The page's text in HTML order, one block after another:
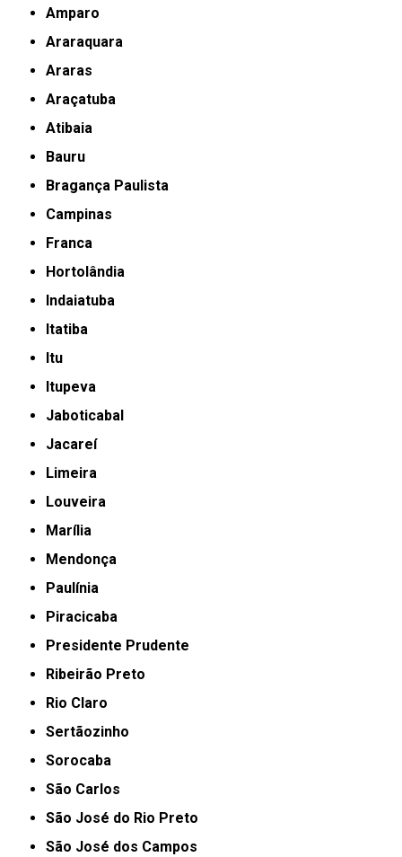
Amparo
Araraquara
Araras
Araçatuba
Atibaia
Bauru
Bragança Paulista
Campinas
Franca
Hortolândia
Indaiatuba
Itatiba
Itu
Itupeva
Jaboticabal
Jacareí
Limeira
Louveira
Marília
Mendonça
Paulínia
Piracicaba
Presidente Prudente
Ribeirão Preto
Rio Claro
Sertãozinho
Sorocaba
São Carlos
São José do Rio Preto
São José dos Campos